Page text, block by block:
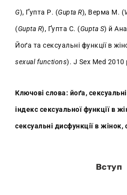
G), Ґупта Р. (Gupta R), Верма М. (
(Gupta R), Ґупта С. (Gupta S) й
Йоґа та сексуальні функції в
sexual functions). J Sex Med
Ключові слова: йоґа,
індекс сексуальної функції в
сексуальні дисфункції в жінок,
Вступ